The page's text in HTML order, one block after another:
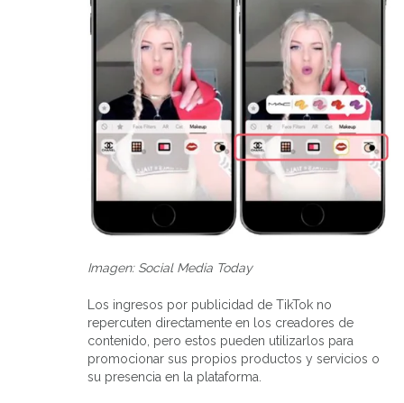
Imagen: Social Media Today
Los ingresos por publicidad de TikTok no
repercuten directamente en los creadores de
contenido, pero estos pueden utilizarlos para
promocionar sus propios productos y servicios o
su presencia en la plataforma.